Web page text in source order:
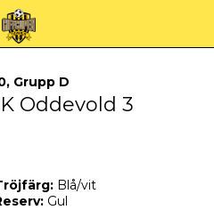
Grupp D
Oddevold 3
Blå/vit
Gul